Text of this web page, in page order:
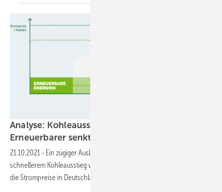
Analyse: Kohleausstieg 2030 plus Ausbau
Erneuerbarer senkt
21.10.2021 - Ein zügiger Ausbau erneuerbarer Energien kombiniert mit
schnellerem Kohleausstieg würde laut Studie von Energy Brainpool
die Strompreise in Deutschland deutlich